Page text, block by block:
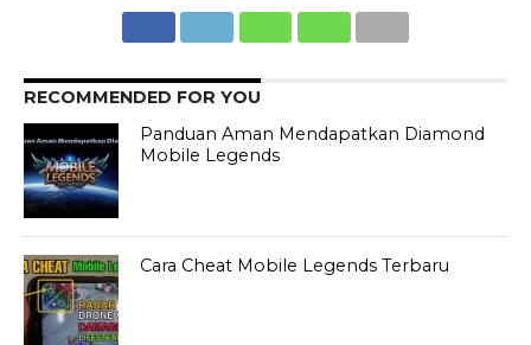
RECOMMENDED FOR YOU
Panduan Aman Mendapatkan Diamond
Mobile Legends
Cara Cheat Mobile Legends Terbaru